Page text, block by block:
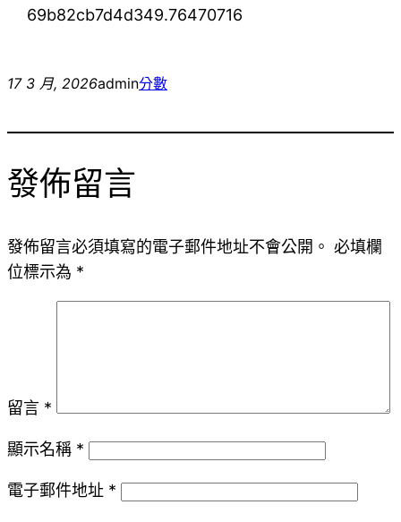
69b82cb7d4d349.76470716
17 3 月, 2026admin分數
發佈留言
發佈留言必須填寫的電子郵件地址不會公開。 必填欄
位標示為 *
留言 *
顯示名稱 *
電子郵件地址 *